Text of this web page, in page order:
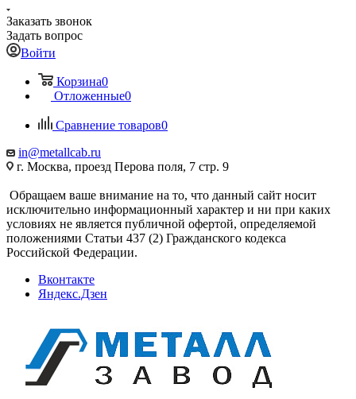
Заказать звонок
Задать вопрос
Войти
Корзина0
Отложенные0
Сравнение товаров0
in@metallcab.ru
г. Москва, проезд Перова поля, 7 стр. 9
Обращаем ваше внимание на то, что данный сайт носит
исключительно информационный характер и ни при каких
условиях не является публичной офертой, определяемой
положениями Статьи 437 (2) Гражданского кодекса
Российской Федерации.
Вконтакте
Яндекс.Дзен